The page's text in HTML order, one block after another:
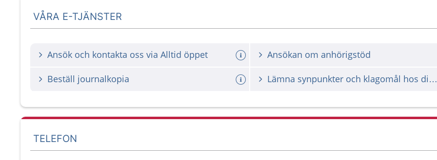
VÅRA E-TJÄNSTER
Ansök och kontakta oss via Alltid öppet Ansökan om anhörigstöd
Beställ journalkopia Lämna synpunkter och klagomål hos din vårdgivare
TELEFON